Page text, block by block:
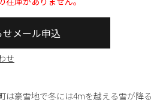
せメール申込
せ
は豪雪地で冬には4mを越える雪が降る